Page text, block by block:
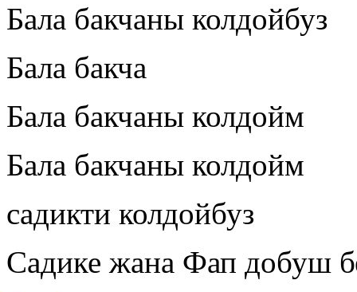
Бала бакчаны колдойбуз
Бала бакча
Бала бакчаны колдойм
Бала бакчаны колдойм
садикти колдойбуз
Садике жана Фап добуш